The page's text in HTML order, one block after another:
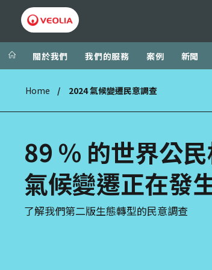
關於我們 我們的服務 案例 新聞
Home 2024 氣候變遷民意調查
89 % 的世界公民
氣候變遷正在發
了解我們第二版生態轉型的民意調查